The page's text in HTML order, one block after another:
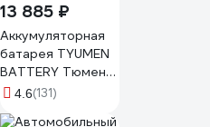
13 885 ₽
Аккумуляторная
батарея TYUMEN
BATTERY Тюмень
standard 6ст
4.6(131)